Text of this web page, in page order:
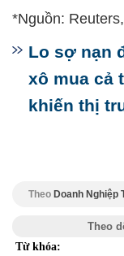
*Nguồn:
Lo sợ nạn
xô mua cả
khiến thị
Theo Doanh Nghiệp
Theo
Từ khóa: